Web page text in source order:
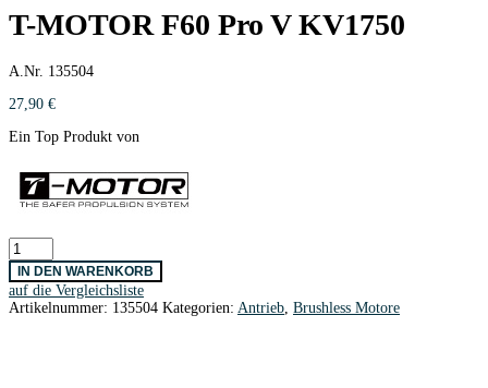
T-MOTOR F60 Pro V KV1750
A.Nr. 135504
27,90 €
Ein Top Produkt von
T-
MOTOR
F60
Pro
V
IN DEN WARENKORB
auf die Vergleichsliste
Artikelnummer: 135504 Kategorien: Antrieb Brushless Motore